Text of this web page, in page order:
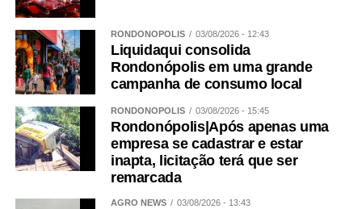
RONDONÓPOLIS 03/08/2026 - 12:43
Liquidaqui consolida
Rondonópolis em uma grande
campanha de consumo local
RONDONÓPOLIS 03/08/2026 - 15:45
Rondonópolis|Após apenas uma
empresa se cadastrar e estar
inapta, licitação terá que ser
remarcada
AGRO NEWS 03/08/2026 - 13:43